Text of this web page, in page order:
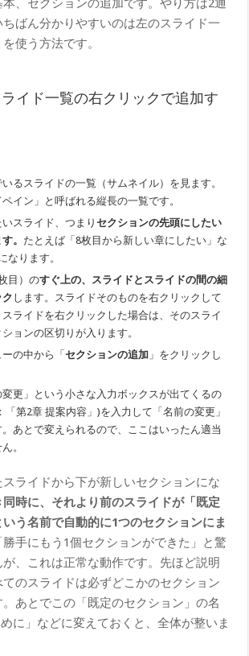
、セクションの追加です。やり方は2通
ちばん分かりやすいのは左のスライド一
使う方法です。
イド一覧の右クリックで追加す
るスライドの一覧（サムネイル）を見ます。
イン」と呼ばれる縦長の一覧です。
スライド、つまりセクションの先頭にしたい
。 たとえば「8枚目から新しい章にしたい」な
なります。
目）のすぐ上の、スライドとスライドの間の細
します。スライドそのものを右クリックして
ライドを右クリックした場合は、そのスライ
ョンの区切りが入ります。
の中から「セクションの追加 」をクリックし
変更」という小さな入力ボックスが出てくるの
「第2章 提案内容」)を入力して「名前の変更」
あとで変えられるので、ここはいったん適当
。
ライドから下が新しいセクションにな
同時に、それより前のスライドが「既定
う名前で自動的に1つのセクションにま
勝手にもう1個セクションができた」と驚
が、これは正常な動作です。先ほど説明
てのスライドは必ずどこかのセクション
あとでこの「既定のセクション」の名
に」などに変えておくと、全体が整いま